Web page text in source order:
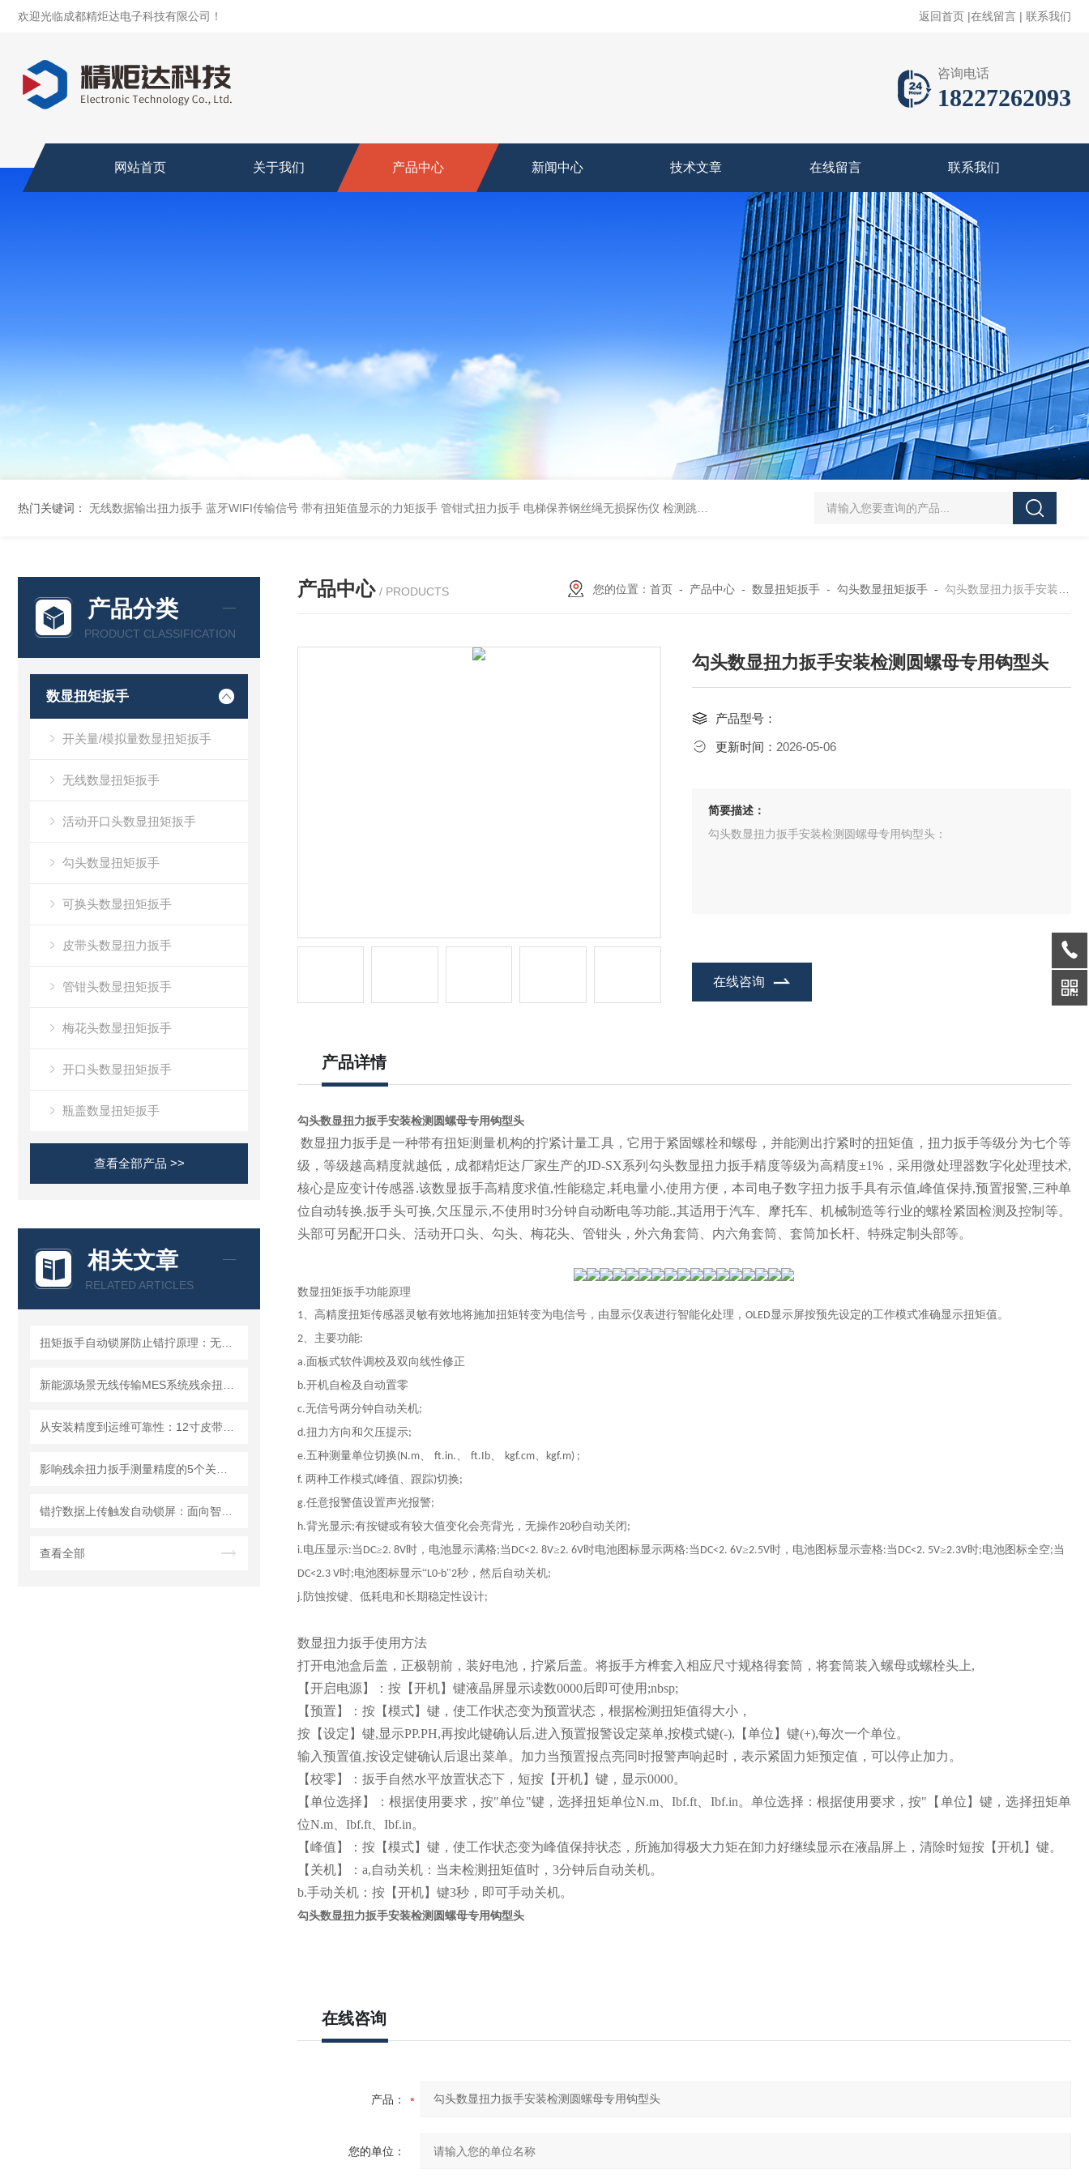
欢迎光临成都精炬达电子科技有限公司！ 返回首页 |在线留言 | 联系我们
咨询电话
18227262093
网站首页 关于我们 产品中心 新闻中心 技术文章 在线留言 联系我们
热门关键词： 无线数据输出扭力扳手 蓝牙WIFI传输信号 带有扭矩值显示的力矩扳手 管钳式扭力扳手 电梯保养钢丝绳无损探伤仪 检测跳丝/断丝 5-300N.m的扭矩扳手检定仪 机械扳手校准仪 JDSF100KN电子式拉
产品分类
PRODUCT CLASSIFICATION
数显扭矩扳手
开关量/模拟量数显扭矩扳手
无线数显扭矩扳手
活动开口头数显扭矩扳手
勾头数显扭矩扳手
可换头数显扭矩扳手
皮带头数显扭力扳手
管钳头数显扭矩扳手
梅花头数显扭矩扳手
开口头数显扭矩扳手
瓶盖数显扭矩扳手
查看全部产品 >>
相关文章
RELATED ARTICLES
查看全部
产品中心 / PRODUCTS 您的位置： 首页- 产品中心- 数显扭矩扳手- 勾头数显扭矩扳手- 勾头数显扭力扳手安装检测圆螺母专用钩型头
勾头数显扭力扳手安装检测圆螺母专用钩型头
产品型号：
更新时间： 2026-05-06
简要描述：
勾头数显扭力扳手安装检测圆螺母专用钩型头：
在线咨询
产品详情
勾头数显扭力扳手安装检测圆螺母专用钩型头
数显扭力扳手是一种带有扭矩测量机构的拧紧计量工具，它用于紧固螺栓和螺母，并能测出拧紧时的扭矩值，扭力扳手等级分为七个等
级，等级越高精度就越低，成都精炬达厂家生产的JD-SX系列勾头数显扭力扳手精度等级为高精度±1%，采用微处理器数字化处理技术,
核心是应变计传感器.该数显扳手高精度求值,性能稳定,耗电量小,使用方便，本司电子数字扭力扳手具有示值,峰值保持,预置报警,三种单
位自动转换,扳手头可换,欠压显示,不使用时3分钟自动断电等功能.,其适用于汽车、摩托车、机械制造等行业的螺栓紧固检测及控制等。
头部可另配开口头、活动开口头、勾头、梅花头、管钳头，外六角套筒、内六角套筒、套筒加长杆、特殊定制头部等。
数显扭矩扳手功能原理
1、高精度扭矩传感器灵敏有效地将施加扭矩转变为电信号，由显示仪表进行智能化处理， OLED显示屏按预先设定的工作模式准确显示扭矩值。
2、主要功能:
a.面板式软件调校及双向线性修正
b.开机自检及自动置零
c.无信号两分钟自动关机;
d.扭力方向和欠压提示;
e.五种测量单位切换(N.m、 ft.in.、 ft.Ib、 kgf.cm、 kgf.m) ;
f. 两种工作模式(峰值、跟踪)切换;
g.任意报警值设置声光报警;
h.背光显示;有按键或有较大值变化会亮背光，无操作20秒自动关闭 ;
i.电压显示:当 DC≥2. 8V时，电池显示满格;当 DC<2. 8V≥2. 6V时电池图标显示两格:当 DC<2. 6V≥2.5V时，电池图标显示壹格:当 DC<2. 5V≥2.3V时;电池图标全空;当
DC<2.3 V时;电池图标显示“L0-b"2秒，然后自动关机;
j. 防蚀按键、低耗电和长期稳定性设计;
数显扭力扳手使用方法
打开电池盒后盖，正极朝前，装好电池，拧紧后盖。将扳手方榫套入相应尺寸规格得套筒，将套筒装入螺母或螺栓头上,
【开启电源】：按【开机】键液晶屏显示读数0000后即可使用;nbsp;
【预置】：按【模式】键，使工作状态变为预置状态，根据检测扭矩值得大小，
按【设定】键,显示PP.PH,再按此键确认后,进入预置报警设定菜单,按模式键(-),【单位】键(+),每次一个单位。
输入预置值,按设定键确认后退出菜单。加力当预置报点亮同时报警声响起时，表示紧固力矩预定值，可以停止加力。
【校零】：扳手自然水平放置状态下，短按【开机】键，显示0000。
【单位选择】：根据使用要求，按"单位"键，选择扭矩单位N.m、Ibf.ft、Ibf.in。单位选择：根据使用要求，按"【单位】键，选择扭矩单
位N.m、Ibf.ft、Ibf.in。
【峰值】：按【模式】键，使工作状态变为峰值保持状态，所施加得极大力矩在卸力好继续显示在液晶屏上，清除时短按【开机】键。
【关机】：a,自动关机：当未检测扭矩值时，3分钟后自动关机。
b.手动关机：按【开机】键3秒，即可手动关机。
勾头数显扭力扳手安装检测圆螺母专用钩型头
在线咨询
产品：
您的单位：